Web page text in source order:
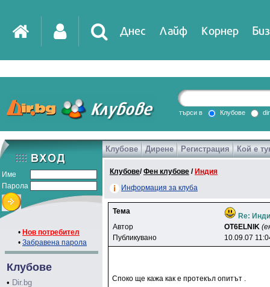
Днес Лайф Корнер
DirTV Impressio
Games
търси в Клубове
Име
Парола
• Нов потребител
• Забравена парола
Клубове
• Dir.bg
Клубове Дирене Регистрация Кой е
Клубове/Фен клубове / Индия
Информация за клуба
Тема
Re:
Автор
OT6ELNlK
Публикувано
10.09.07
Споко ще кажа как е протекъл опитът .